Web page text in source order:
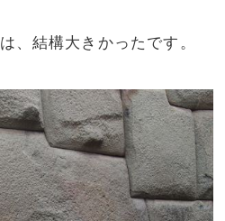
は、結構大きかったです。